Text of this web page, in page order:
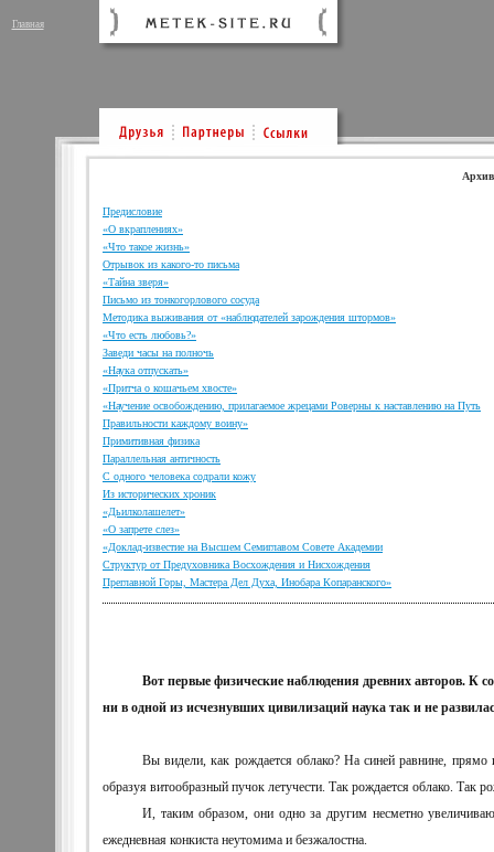
Главная
Предисловие
«О вкраплениях»
«Что такое жизнь»
Отрывок из какого-то письма
«Тайна зверя»
Письмо из тонкогорлового сосуда
Методика выживания от «наблюдателей зарождения штормов»
«Что есть любовь?»
Заведи часы на полночь
«Наука отпускать»
«Притча о кошачьем хвосте»
«Научение освобождению, прилагаемое жрецами Роверны к наставлению на Путь
Правильности каждому воину»
Примитивная физика
Параллельная античность
С одного человека содрали кожу
Из исторических хроник
«Дьилколашелет»
«О запрете слез»
«Доклад-известие на Высшем Семиглавом Совете Академии
Структур от Предуховника Восхождения и Нисхождения
Преглавной Горы, Мастера Дел Духа, Инобара Копаранского»
Вот первые физические наблюдения древних авторов. К
ни в одной из исчезнувших цивилизаций наука так и не
Вы видели, как рождается облако? На синей равнине, прямо
образуя витообразный пучок летучести. Так рождается облако. Так
И, таким образом, они одно за другим несметно
ежедневная конкиста неутомима и безжалостна.